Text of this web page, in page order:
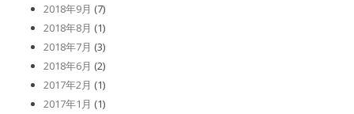
2018年9月 (7)
2018年8月 (1)
2018年7月 (3)
2018年6月 (2)
2017年2月 (1)
2017年1月 (1)